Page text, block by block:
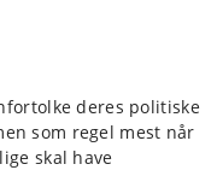
deres politiske
som regel mest når
skal have